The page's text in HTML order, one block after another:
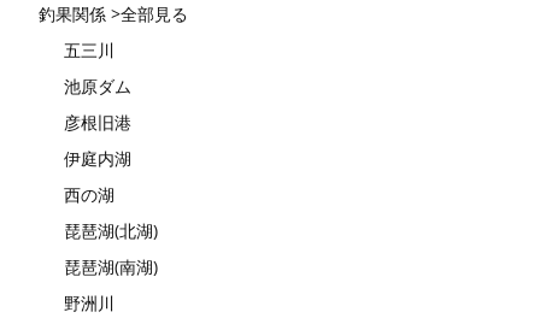
釣果関係 >全部見る
五三川
池原ダム
彦根旧港
伊庭内湖
西の湖
琵琶湖(北湖)
琵琶湖(南湖)
野洲川